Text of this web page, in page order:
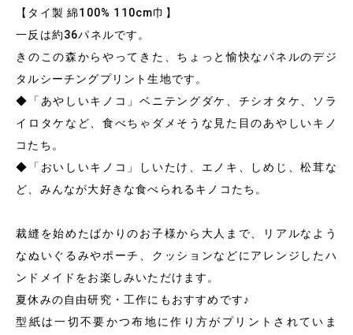
【タイ製 綿100% 110cm巾】
一反は約36パネルです。
きのこの森からやってきた、ちょっと愉快なパネルのデジ
タルシーチングプリント生地です。
◆「あやしいキノコ」ベニテングダケ、チシオタケ、ソラ
イロタケなど、食べちゃダメそうな見た目のあやしいキノ
コたち。
◆「おいしいキノコ」しいたけ、エノキ、しめじ、松茸な
ど、みんなが大好きな食べられるキノコたち。
裁縫を始めたばかりのお子様から大人まで、リアルなよう
なぬいぐるみやポーチ、クッションなどにアレンジしたハ
ンドメイドをお楽しみいただけます。
夏休みの自由研究・工作にもおすすめです♪
型紙は一切不要かつ布地に作り方がプリントされていま